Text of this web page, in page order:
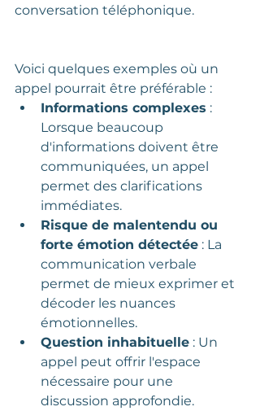
conversation téléphonique.
Voici quelques exemples où un
appel pourrait être préférable :
Informations complexes :
Lorsque beaucoup
d'informations doivent être
communiquées, un appel
permet des clarifications
immédiates.
Risque de malentendu ou
forte émotion détectée : La
communication verbale
permet de mieux exprimer et
décoder les nuances
émotionnelles.
Question inhabituelle : Un
appel peut offrir l'espace
nécessaire pour une
discussion approfondie.